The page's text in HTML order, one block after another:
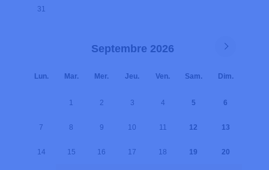
31
Septembre 2026
Lun. Mar. Mer. Jeu. Ven. Sam. Dim.
1 2 3 4 5 6
7 8 9 10 11 12 13
14 15 16 17 18 19 20